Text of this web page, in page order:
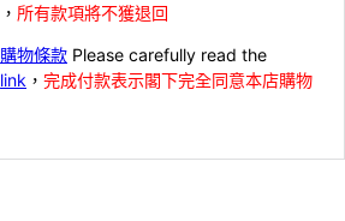
， 所有款項將不獲退回
購物條款 Please carefully read the
link ， 完成付款表示閣下完全同意本店購物